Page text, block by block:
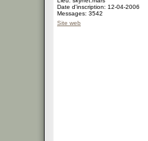
Date d'inscription: 12-04-2006
Messages: 3542
Site web